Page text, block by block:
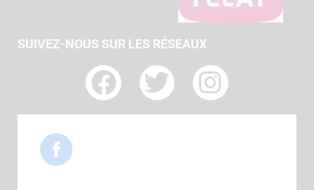
SUIVEZ-NOUS SUR LES RÉSEAUX
F
a
T
w
I
n